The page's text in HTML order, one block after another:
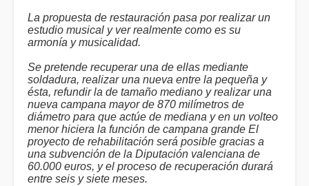
La propuesta de restauración pasa por realizar un
estudio musical y ver realmente como es su
armonía y musicalidad.
Se pretende recuperar una de ellas mediante
soldadura, realizar una nueva entre la pequeña y
ésta, refundir la de tamaño mediano y realizar una
nueva campana mayor de 870 milímetros de
diámetro para que actúe de mediana y en un volteo
menor hiciera la función de campana grande El
proyecto de rehabilitación será posible gracias a
una subvención de la Diputación valenciana de
60.000 euros, y el proceso de recuperación durará
entre seis y siete meses.